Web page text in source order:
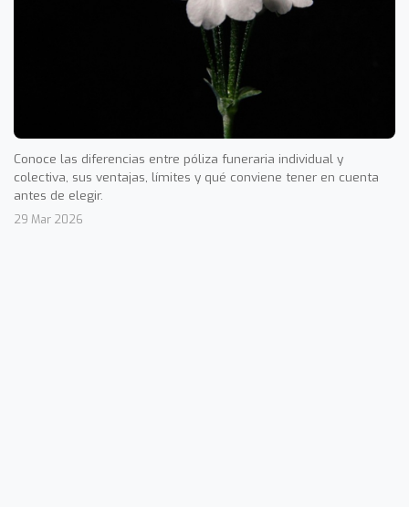
Conoce las diferencias entre póliza funeraria individual y
colectiva, sus ventajas, límites y qué conviene tener en cuenta
antes de elegir.
29 Mar 2026